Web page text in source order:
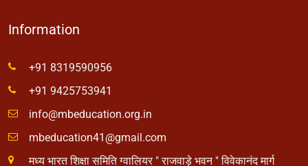
Executive Body
Program
Information